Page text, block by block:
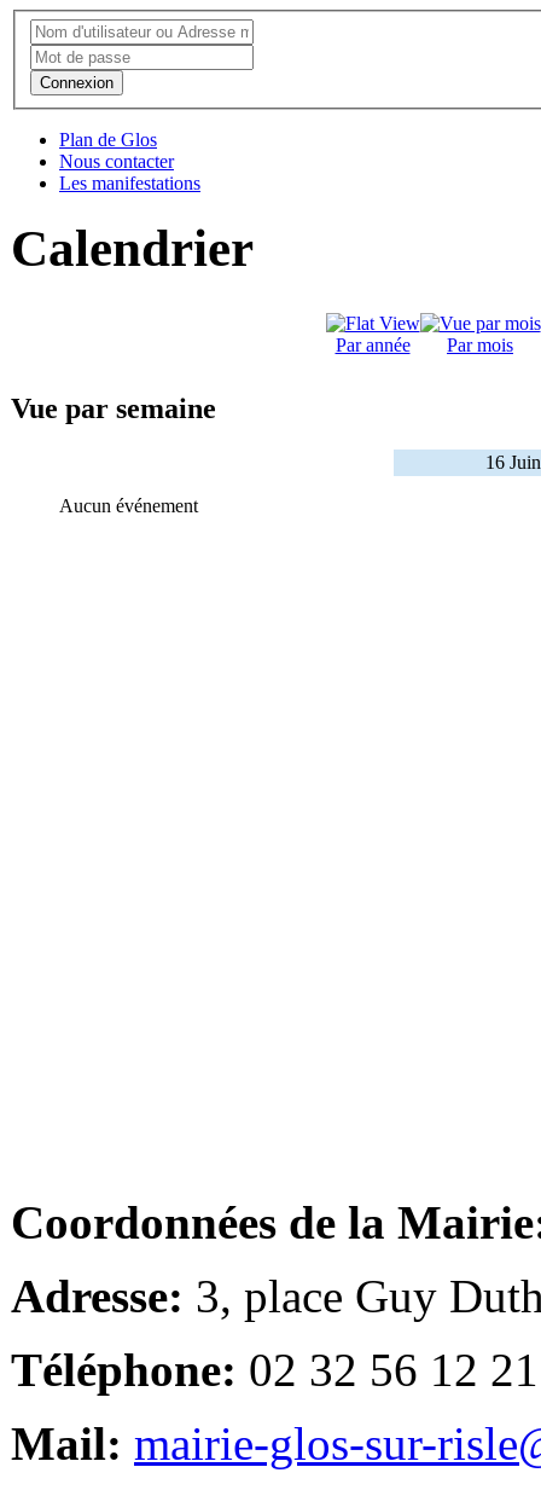
Connexion
Plan de Glos
Nous contacter
Les manifestations
Calendrier
Par année Par mois
Vue par semaine
16
Aucun événement
Coordonnées de la
Adresse: 3, place Guy
Téléphone: 02 32 56 12 21
Mail: mairie-glos-sur-